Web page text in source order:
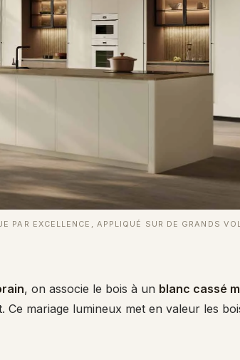
PAR EXCELLENCE, APPLIQUÉ SUR DE GRANDS
, on associe le bois à un blanc cassé
mariage lumineux met en valeur les